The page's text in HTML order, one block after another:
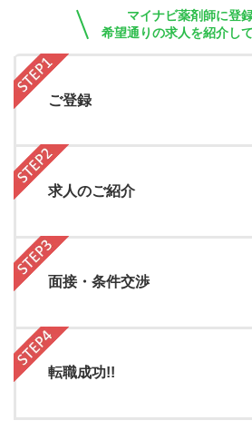
マイナビ薬剤師に登
希望通りの求人を紹介し
ご登録
求人のご紹介
面接・条件交渉
転職成功!!